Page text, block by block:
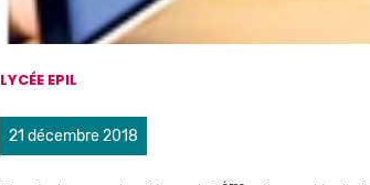
LYCÉE EPIL
21 décembre 2018